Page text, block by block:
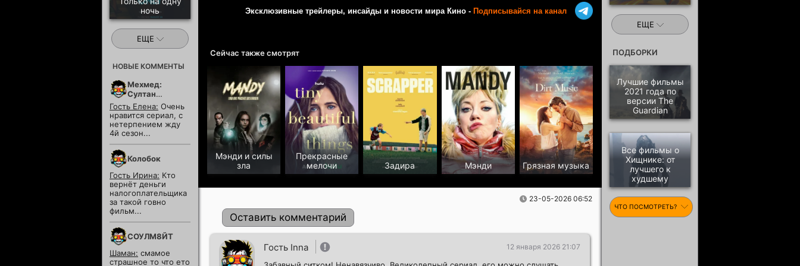
Эксклюзивные трейлеры, инсайды и новости мира Кино - Подписывайся на канал
Сейчас также смотрят
Мэнди и силы
зла
Прекрасные
мелочи
Задира Мэнди Грязная музыка
23-05-2026 06:52
Оставить комментарий
Гость Inna 12 января 2026 21:07
ночь
ЕЩЕ
НОВЫЕ КОММЕНТЫ
Мехмед:
Султан
Завоевателей
Гость Елена: Очень
нравится сериал, с
нетерпением жду
4й сезон...
Колобок
Гость Ирина: Кто
вернёт деньги
налогоплательщика
за такой говно
фильм...
СОУЛМ8ЙТ
Шаман: смамое
страшное то что ето
ЕЩЕ
ПОДБОРКИ
Лучшие фильмы
2021 года по
версии The
Guardian
Все фильмы о
Хищнике: от
лучшего к
худшему
ЧТО ПОСМОТРЕТЬ?